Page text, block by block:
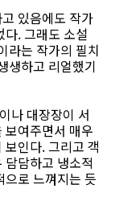
있음에도 작가
다. 그래도 소설
라는 작가의 필치
생하고 리얼했기
나 대장장이 서
보여주면서 매우
인다. 그리고 객
담하고 냉소적
로 느껴지는 듯